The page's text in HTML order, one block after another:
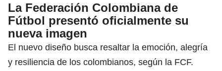
La Federación Colombiana de
Fútbol presentó oficialmente su
nueva imagen
El nuevo diseño busca resaltar la emoción, alegría
y resiliencia de los colombianos, según la FCF.